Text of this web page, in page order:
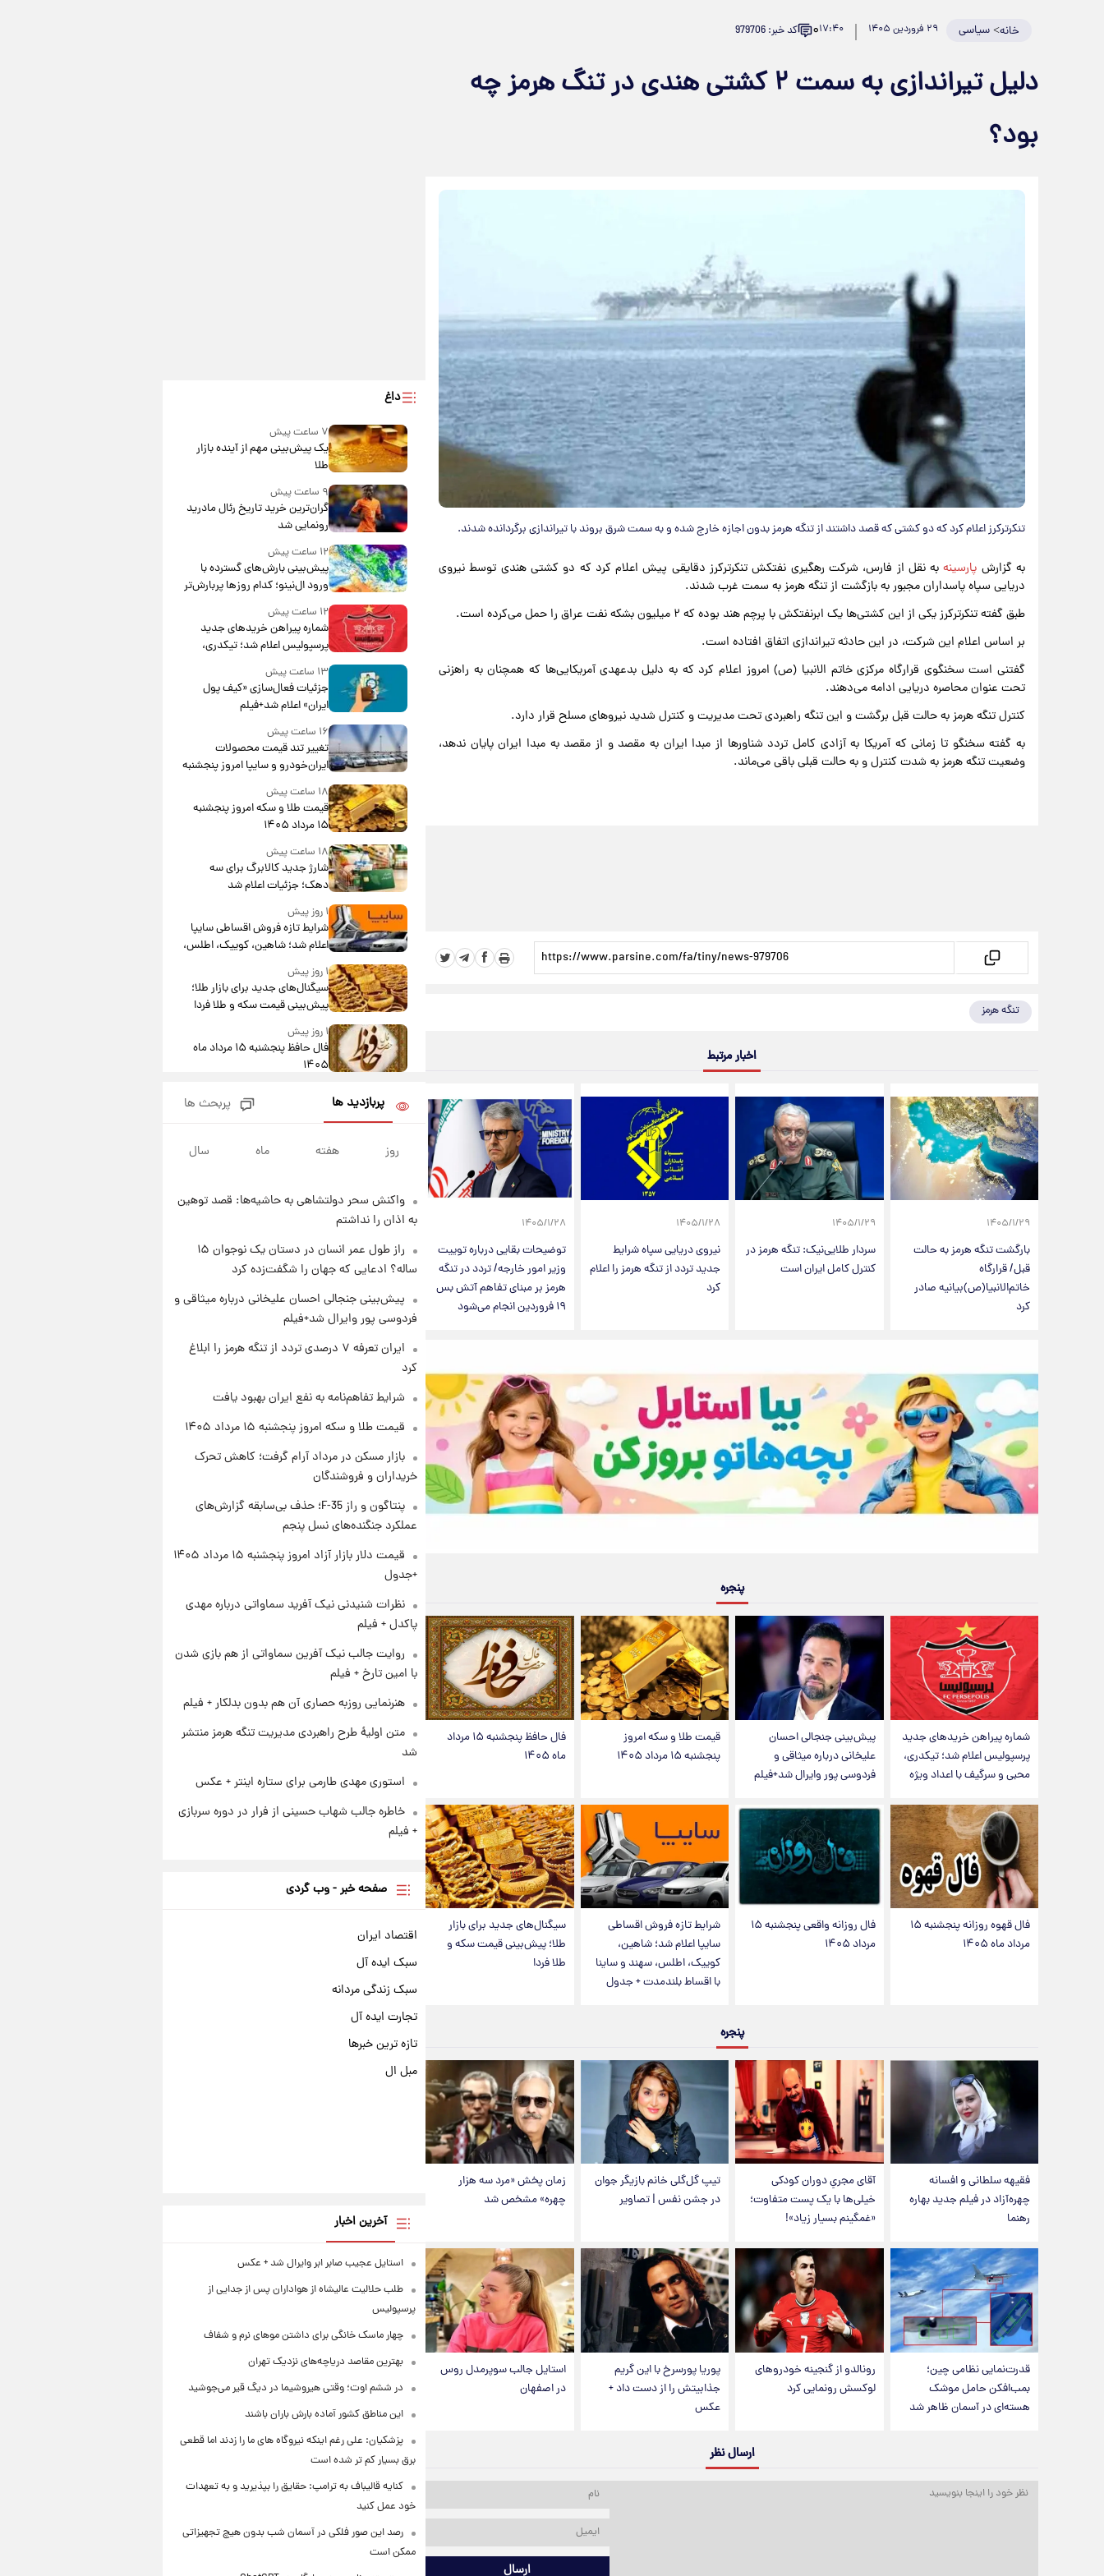
خانه>سیاسی ۲۹ فروردین ۱۴۰۵ ۱۷:۴۰۰ کد خبر: 979706
دلیل تیراندازی به سمت ۲ کشتی هندی در تنگ هرمز چه
بود؟
تنکرترکرز اعلام کرد که دو کشتی که قصد داشتند از تنگه هرمز بدون اجازه خارج شده و به سمت شرق بروند با تیراندازی برگردانده شدند.
به گزارش پارسینهبه نقل از فارس، شرکت رهگیری نفتکش تنکرترکرز دقایقی پیش اعلام کرد که دو کشتی هندی توسط نیروی
دریایی سپاه پاسداران مجبور به بازگشت از تنگه هرمز به سمت غرب شدند.
طبق گفته تنکرترکرز یکی از این کشتی‌ها یک ابرنفتکش با پرچم هند بوده که ۲ میلیون بشکه نفت عراق را حمل می‌کرده است.
بر اساس اعلام این شرکت، در این حادثه تیراندازی اتفاق افتاده است.
گفتنی است سخنگوی قرارگاه مرکزی خاتم الانبیا (ص) امروز اعلام کرد که به دلیل بدعهدی آمریکایی‌ها که همچنان به راهزنی
تحت عنوان محاصره دریایی ادامه می‌دهند.
کنترل تنگه هرمز به حالت قبل برگشت و این تنگه راهبردی تحت مدیریت و کنترل شدید نیرو‌های مسلح قرار دارد.
به گفته سخنگو تا زمانی که آمریکا به آزادی کامل تردد شناور‌ها از مبدا ایران به مقصد و از مقصد به مبدا ایران پایان ندهد،
وضعیت تنگه هرمز به شدت کنترل و به حالت قبلی باقی می‌ماند.
تنگه هرمز
اخبار مرتبط
۱۴۰۵/۱/۲۹
بارگشت تنگه هرمز به حالت
قبل/ قرارگاه
خاتم‌الانبیا(ص)بیانیه صادر
کرد
۱۴۰۵/۱/۲۹
سردار طلایی‌نیک: تنگه هرمز در
کنترل کامل ایران است
۱۴۰۵/۱/۲۸
نیروی دریایی سپاه شرایط
جدید تردد از تنگه هرمز را اعلام
کرد
۱۴۰۵/۱/۲۸
توضیحات بقایی درباره توییت
وزیر امور خارجه/ تردد در تنگه
هرمز بر مبنای تفاهم آتش بس
۱۹ فروردین انجام می‌شود
پنجره
شماره پیراهن خریدهای جدید
پرسپولیس اعلام شد؛ تیکدری،
محبی و سرگیف با اعداد ویژه
پیش‌بینی جنجالی احسان
علیخانی درباره میثاقی و
فردوسی پور وایرال شد+فیلم
قیمت طلا و سکه امروز
پنجشنبه ۱۵ مرداد ۱۴۰۵
فال حافظ پنجشنبه ۱۵ مرداد
ماه ۱۴۰۵
فال قهوه روزانه پنجشنبه ۱۵
مرداد ماه ۱۴۰۵
فال روزانه واقعی پنجشنبه ۱۵
مرداد ۱۴۰۵
شرایط تازه فروش اقساطی
سایپا اعلام شد؛ شاهین،
کوییک، اطلس، سهند و ساینا
با اقساط بلندمدت + جدول
سیگنال‌های جدید برای بازار
طلا؛ پیش‌بینی قیمت سکه و
طلا فردا
پنجره
فقیهه سلطانی و افسانه
چهره‌آزاد در فیلم جدید بهاره
رهنما
آقای مجریِ دوران کودکی
خیلی‌ها با یک پست متفاوت؛
«غمگینم بسیار زیاد»!
تیپ گل‌گلی خانم بازیگر جوان
در جشن نفس | تصاویر
زمان پخش «مرد سه هزار
چهره» مشخص شد
قدرت‌نمایی نظامی چین؛
بمب‌افکن حامل موشک
هسته‌ای در آسمان ظاهر شد
رونالدو از گنجینه خودروهای
لوکسش رونمایی کرد
پوریا پورسرخ با این گریم
جذابیتش را از دست داد +
عکس
استایل جالب سوپرمدل روس
در اصفهان
ارسال نظر
ارسال
داغ
۷ ساعت پیش
یک پیش‌بینی مهم از آینده بازار
طلا
۹ ساعت پیش
گران‌ترین خرید تاریخ رئال مادرید
رونمایی شد
۱۲ ساعت پیش
پیش‌بینی بارش‌های گسترده با
ورود ال‌نینو؛ کدام روزها پربارش‌تر
خواهند بود؟
۱۲ ساعت پیش
شماره پیراهن خریدهای جدید
پرسپولیس اعلام شد؛ تیکدری،
محبی و سرگیف با اعداد ویژه
۱۳ ساعت پیش
جزئیات فعال‌سازی «کیف پول
ایران» اعلام شد+فیلم
۱۶ ساعت پیش
تغییر تند قیمت محصولات
ایران‌خودرو و سایپا امروز پنجشنبه
۱۵ مرداد ۱۴۰۵ +جدول
۱۸ ساعت پیش
قیمت طلا و سکه امروز پنجشنبه
۱۵ مرداد ۱۴۰۵
۱۸ ساعت پیش
شارژ جدید کالابرگ برای سه
دهک؛ جزئیات اعلام شد
۱ روز پیش
شرایط تازه فروش اقساطی سایپا
اعلام شد؛ شاهین، کوییک، اطلس،
سهند و ساینا با اقساط بلندمدت +
جدول۱ روز پیش
سیگنال‌های جدید برای بازار طلا؛
پیش‌بینی قیمت سکه و طلا فردا
۱ روز پیش
فال حافظ پنجشنبه ۱۵ مرداد ماه
۱۴۰۵
فال قهوه روزانه پنجشنبه ۱۵ مرداد
ماه ۱۴۰۵
۱ روز پیش
چهارشنبه ۱۴ مرداد + جدول
۱ روز پیش
تولید سایپا؛ نام خودرو، مبلغ پیش
پرداخت و زمان تحویل | سود
مشارکت چند درصد است؟
پربازدید ها پربحث ها
روز هفته ماه سال
واکنش سحر دولتشاهی به حاشیه‌ها: قصد توهین
به اذان را نداشتم
راز طول عمر انسان در دستان یک نوجوان ۱۵
ساله؟ ادعایی که جهان را شگفت‌زده کرد
پیش‌بینی جنجالی احسان علیخانی درباره میثاقی و
فردوسی پور وایرال شد+فیلم
ایران تعرفه ۷ درصدی تردد از تنگه هرمز را ابلاغ
کرد
شرایط تفاهم‌نامه به نفع ایران بهبود یافت
قیمت طلا و سکه امروز پنجشنبه ۱۵ مرداد ۱۴۰۵
بازار مسکن در مرداد آرام گرفت؛ کاهش تحرک
خریداران و فروشندگان
پنتاگون و راز F-35؛ حذف بی‌سابقه گزارش‌های
عملکرد جنگنده‌های نسل پنجم
قیمت دلار بازار آزاد امروز پنجشنبه ۱۵ مرداد ۱۴۰۵
+جدول
نظرات شنیدنی نیک آفرید سماواتی درباره مهدی
پاکدل + فیلم
روایت جالب نیک آفرین سماواتی از هم بازی شدن
با امین تارخ + فیلم
هنرنمایی روزبه حصاری آن هم بدون بدلکار + فیلم
متن اولیۀ طرح راهبردی مدیریت تنگه هرمز منتشر
شد
استوری مهدی طارمی برای ستاره اینتر + عکس
خاطره جالب شهاب حسینی از فرار در دوره سربازی
+ فیلم
صفحه خبر - وب گردی
اقتصاد ایران
سبک ایده آل
سبک زندگی مردانه
تجارت ایده آل
تازه ترین خبرها
مبل ال
آخرین اخبار
استایل عجیب صابر ابر وایرال شد + عکس
طلب حلالیت عالیشاه از هواداران پس از جدایی از
پرسپولیس
چهار ماسک خانگی برای داشتن موهای نرم و شفاف
بهترین مقاصد دریاچه‌های نزدیک تهران
در ششم اوت؛ وقتی هیروشیما در دیگ قیر می‌جوشید
این مناطق کشور آماده بارش باران باشند
پزشکیان: علی رغم اینکه نیروگاه های ما را زدند اما قطعی
برق بسیار کم تر شده است
کنایه قالیباف به ترامپ: حقایق را بپذیرید و به تعهدات
خود عمل کنید
رصد این صور فلکی در آسمان شب بدون هیچ تجهیزاتی
ممکن است